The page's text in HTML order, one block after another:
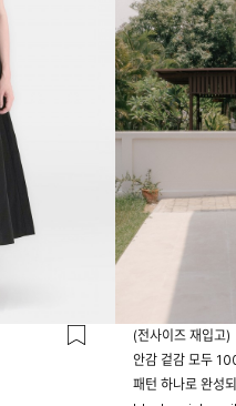
(전사이즈 재입고)
안감 겉감 모두
패턴 하나로 완성